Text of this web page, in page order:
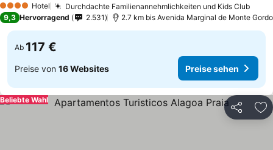
4 Sterne Hotel Durchdachte Familienannehmlichkeiten und Kids Club
9,3 Hervorragend 2.531 2.7 km bis Avenida Marginal de Monte Gordo
Ab 117 €
Preise von 16 Websites Preise sehen
Teilen
Beliebte Wahl